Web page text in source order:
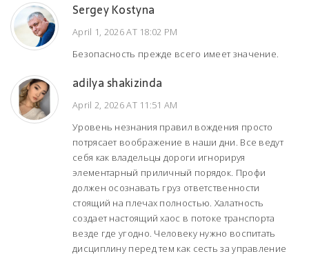
Sergey Kostyna
April 1, 2026 AT 18:02 PM
Безопасность прежде всего имеет значение.
adilya shakizinda
April 2, 2026 AT 11:51 AM
Уровень незнания правил вождения просто
потрясает воображение в наши дни. Все ведут
себя как владельцы дороги игнорируя
элементарный приличный порядок. Профи
должен осознавать груз ответственности
стоящий на плечах полностью. Халатность
создает настоящий хаос в потоке транспорта
везде где угодно. Человеку нужно воспитать
дисциплину перед тем как сесть за управление